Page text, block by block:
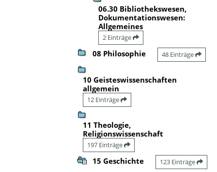
06.30 Bibliothekswesen,
Dokumentationswesen:
Allgemeines
2 Einträge
08 Philosophie 48 Einträge
10 Geisteswissenschaften
allgemein
12 Einträge
11 Theologie,
Religionswissenschaft
197 Einträge
15 Geschichte 123 Einträge